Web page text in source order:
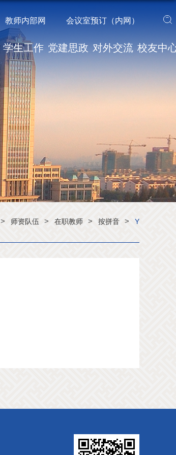
教师内部网 会议室预订（内网）
学生工作 党建思政 对外交流 校友中
> 师资队伍 > 在职教师 > 按拼音 > Y